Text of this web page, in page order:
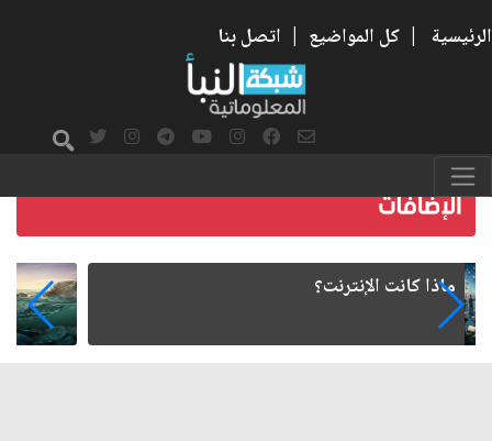
الرئيسية | كل المواضيع | اتصل بنا
كيف يتأثر تصنيع البلاستيك بالاضطرابات